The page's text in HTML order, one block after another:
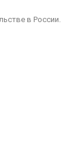
в России.